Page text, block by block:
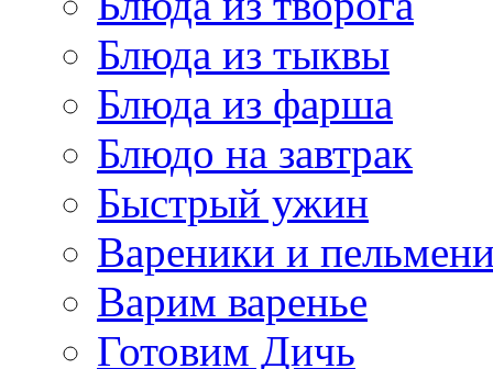
Блюда из тыквы
Блюда из фарша
Блюдо на завтрак
Быстрый ужин
Вареники и
Варим варенье
Готовим Дичь